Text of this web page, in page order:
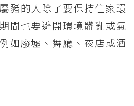
豬的人除了要保持住家環
間也要避開環境髒亂或氣
如廢墟、舞廳、夜店或酒